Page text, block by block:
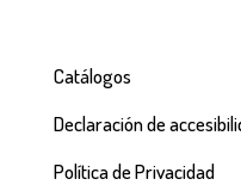
Catálogos
Declaración de
Política de Privacidad